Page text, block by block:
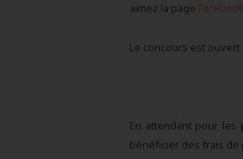
aimez la page
Le concours est
En attendant pour
bénéficier des frais de